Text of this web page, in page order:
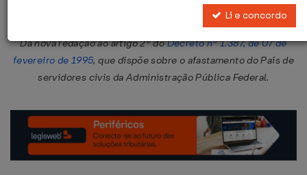
Dá nova redação ao artigo 2º doDecreto nº 1.387, de 07 de
fevereiro de 1995, que dispõe sobre o afastamento do País de
servidores civis da Administração Pública Federal.
Li e concordo